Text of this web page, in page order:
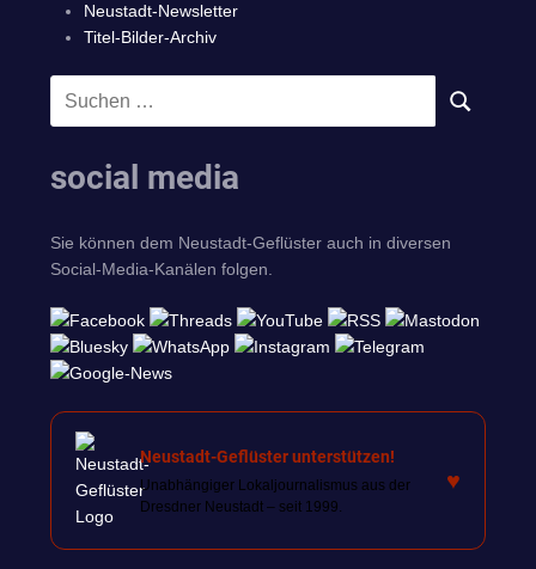
Neustadt-Newsletter
Titel-Bilder-Archiv
Suchen
SUCHEN
social media
Sie können dem Neustadt-Geflüster auch in diversen
Social-Media-Kanälen folgen.
Neustadt-Geflüster unterstützen!
Unabhängiger Lokaljournalismus aus der
Dresdner Neustadt – seit 1999.
♥